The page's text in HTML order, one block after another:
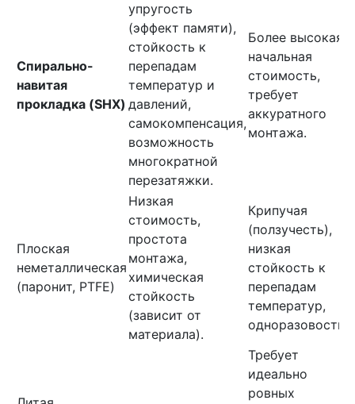
Спирально-
навитая
прокладка (SHX)
упругость
(эффект памяти),
стойкость к
перепадам
температур и
давлений,
самокомпенсация,
возможность
многократной
перезатяжки.
Более высокая
начальная
стоимость,
требует
аккуратного
монтажа.
Плоская
неметаллическая
(паронит, PTFE)
Низкая
стоимость,
простота
монтажа,
химическая
стойкость
(зависит от
материала).
Крипучая
(ползучесть),
низкая
стойкость к
перепадам
температур,
одноразовость.
Требует
идеально
ровных